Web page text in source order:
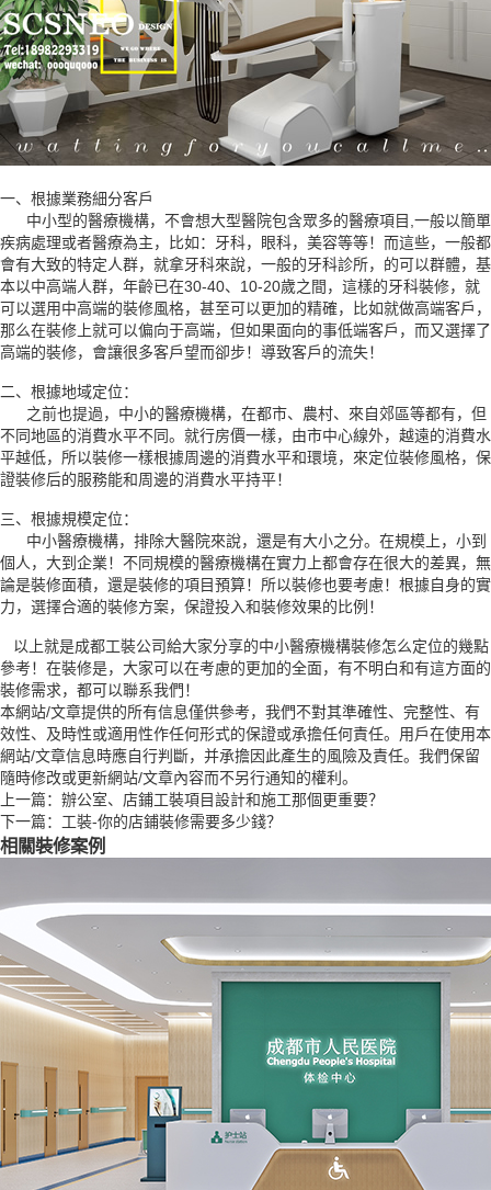
一、根據業務細分客戶
中小型的醫療機構，不會想大型醫院包含眾多的醫療項目,一般以簡單
疾病處理或者醫療為主，比如：牙科，眼科，美容等等！而這些，一般都
會有大致的特定人群，就拿牙科來說，一般的牙科診所，的可以群體，基
本以中高端人群，年齡已在30-40、10-20歲之間，這樣的牙科裝修，就
可以選用中高端的裝修風格，甚至可以更加的精確，比如就做高端客戶，
那么在裝修上就可以偏向于高端，但如果面向的事低端客戶，而又選擇了
高端的裝修，會讓很多客戶望而卻步！導致客戶的流失！
二、根據地域定位：
之前也提過，中小的醫療機構，在都市、農村、來自郊區等都有，但
不同地區的消費水平不同。就行房價一樣，由市中心線外，越遠的消費水
平越低，所以裝修一樣根據周邊的消費水平和環境，來定位裝修風格，保
證裝修后的服務能和周邊的消費水平持平！
三、根據規模定位：
中小醫療機構，排除大醫院來說，還是有大小之分。在規模上，小到
個人，大到企業！不同規模的醫療機構在實力上都會存在很大的差異，無
論是裝修面積，還是裝修的項目預算！所以裝修也要考慮！根據自身的實
力，選擇合適的裝修方案，保證投入和裝修效果的比例！
以上就是成都工裝公司給大家分享的中小醫療機構裝修怎么定位的幾點
參考！在裝修是，大家可以在考慮的更加的全面，有不明白和有這方面的
裝修需求，都可以聯系我們！
本網站/文章提供的所有信息僅供參考，我們不對其準確性、完整性、有
效性、及時性或適用性作任何形式的保證或承擔任何責任。用戶在使用本
網站/文章信息時應自行判斷，并承擔因此產生的風險及責任。我們保留
隨時修改或更新網站/文章內容而不另行通知的權利。
上一篇： 辦公室、店鋪工裝項目設計和施工那個更重要？
下一篇： 工裝-你的店鋪裝修需要多少錢？
相關裝修案例